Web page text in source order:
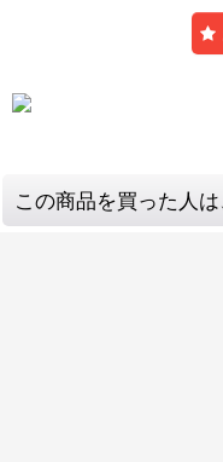
この商品を買った人